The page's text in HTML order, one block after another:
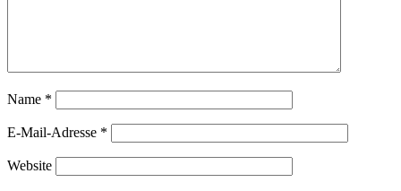
Name *
E-Mail-Adresse *
Website